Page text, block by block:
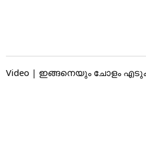
Video | ഇങ്ങനെയും ചോളം